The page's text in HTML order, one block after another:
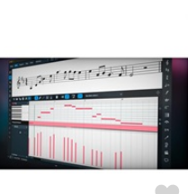
ヴィンテージ